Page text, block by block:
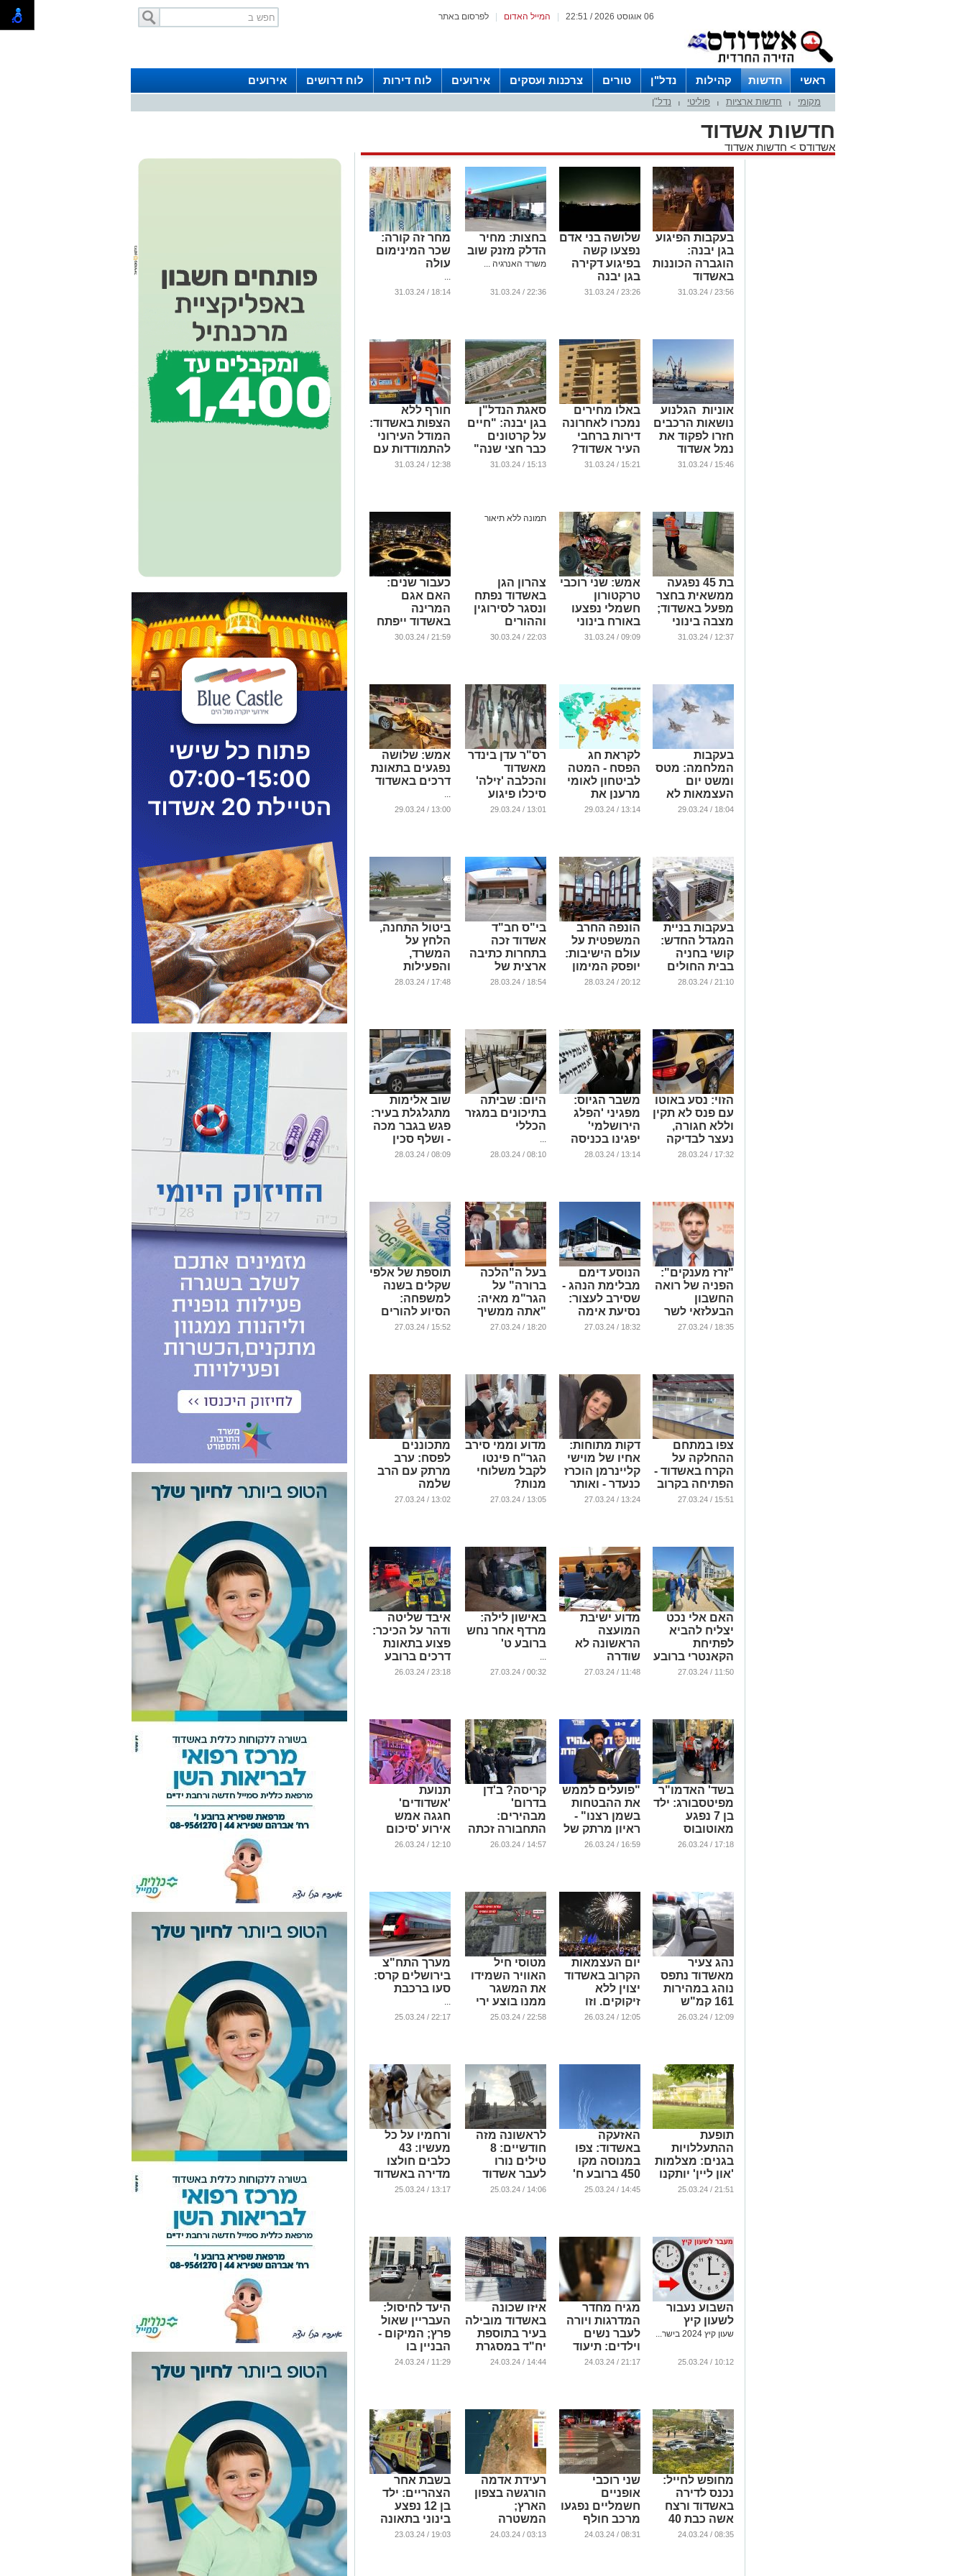
לפרסום באתר המייל האדום 06 אוגוסט 2026 / 22:51
ראשי חדשות קהילות נדל"ן טורים צרכנות ועסקים אירועים לוח דירות לוח דרושים אירועים
מקומי חדשות ארציות פוליטי נדל"ן
חדשות אשדוד
אשדודס > חדשות אשדוד
בעקבות הפיגוע
בגן יבנה:
הוגברה הכוננות
באשדוד
...
23:56 / 31.03.24
שלושה בני אדם
נפצעו קשה
בפיגוע דקירה
בגן יבנה
...
23:26 / 31.03.24
בחצות: מחיר
הדלק מזנק שוב
משרד האנרגיה ...
22:36 / 31.03.24
מחר זה קורה:
שכר המינימום
עולה
...
18:14 / 31.03.24
אוניות הגלנוע
נושאות הרכבים
חזרו לפקוד את
נמל אשדוד
...
15:46 / 31.03.24
באלו מחירים
נמכרו לאחרונה
דירות ברחבי
העיר אשדוד?
...
15:21 / 31.03.24
סאגת הנדל"ן
בגן יבנה: "חיים
על קרטונים
כבר חצי שנה"
...
15:13 / 31.03.24
חורף ללא
הצפות באשדוד:
המודל העירוני
להתמודדות עם
הגשמים
12:38 / 31.03.24
בת 45 נפגעה
ממשאית בחצר
מפעל באשדוד;
מצבה בינוני
...
12:37 / 31.03.24
אמש: שני רוכבי
טרקטורון
חשמלי נפצעו
באורח בינוני
בתאונה
09:09 / 31.03.24
צהרון הגן
באשדוד נפתח
ונסגר לסירוגין
וההורים
מיואשים: "זו
22:03 / 30.03.24
כעבור שנים:
האם אגם
המרינה
באשדוד ייפתח
בקרוב?
21:59 / 30.03.24
בעקבות
המלחמה: מטס
ומשט יום
העצמאות לא
יתקיימו השנה
18:04 / 29.03.24
לקראת חג
הפסח - המטה
לביטחון לאומי
מרענן את
אזהרות המסע
13:14 / 29.03.24
רס"ר עדן בינדר
מאשדוד
והכלבה 'זילה'
סיכלו פיגוע
בירושלים
13:01 / 29.03.24
אמש: שלושה
נפגעים בתאונת
דרכים באשדוד
...
13:00 / 29.03.24
בעקבות בניית
המגדל החדש:
קושי בחניה
בבית החולים
'אסותא'
21:10 / 28.03.24
הונפה החרב
המשפטית על
עולם הישיבות:
יופסק המימון
לחייבי גיוס החל
20:12 / 28.03.24
בי"ס חב"ד
אשדוד זכה
בתחרות כתיבה
ארצית של
החינוך
18:54 / 28.03.24
ביטול התחנה,
הלחץ על
המשרד,
והפעילות
המבורכת של
17:48 / 28.03.24
הזוי: נסע באוטו
עם פנס לא תקין
וללא חגורה,
נעצר לבדיקה
וזה מה שגילו
17:32 / 28.03.24
משבר הגיוס:
מפגיני 'הפלג
הירושלמי'
יפגינו בכניסה
לאשדוד?
13:14 / 28.03.24
היום: שביתה
בתיכונים במגזר
הכללי
...
08:10 / 28.03.24
שוב אלימות
מתגלגלת בעיר:
פגש בגבר מכה
- ושלף סכין
...
08:09 / 28.03.24
"זרז מענקים":
הפניה של רואה
החשבון
הבעלזאי לשר
האוצר
18:35 / 27.03.24
הנוסע דימם
מבלימת הנהג -
שסירב לעצור:
נסיעת אימה
בקו 350 מבני
18:32 / 27.03.24
בעל ה"הלכה
ברורה" על
הגר"מ מאיה:
"אתה ממשיך
דרכו של אבי
...
18:20 / 27.03.24
תוספת של אלפי
שקלים בשנה
למשפחה:
הסיוע להורים
לפעוטות נכנס
15:52 / 27.03.24
צפו במתחם
ההחלקה על
הקרח באשדוד -
הפתיחה בקרוב
(וידאו)
15:51 / 27.03.24
דקות מתוחות:
אחיו של מוישי
קליינרמן הוכרז
כנעדר - ואותר
...
13:24 / 27.03.24
מדוע וממי סירב
הגר"ח פינטו
לקבל משלוחי
מנות?
...
13:05 / 27.03.24
מתכוננים
לפסח: ערב
מרתק עם הרב
שלמה
לוינשטיין - היום
13:02 / 27.03.24
האם אלי נכט
יצליח להביא
לפתיחת
הקאנטרי ברובע
י"ג?
11:50 / 27.03.24
מדוע ישיבת
המועצה
הראשונה לא
שודרה
בפייסבוק?
11:48 / 27.03.24
באישון לילה:
מרדף אחר נחש
ברובע ט'
...
00:32 / 27.03.24
איבד שליטה
ודהר על הכיכר:
פצוע בתאונת
דרכים ברובע
י״ג
23:18 / 26.03.24
בשד' האדמו"ר
מפיטסבורג: ילד
בן 7 נפגע
מאוטובוס
...
17:18 / 26.03.24
"פועלים לממש
את ההבטחות
בשמן רצנו" -
ראיון מרתק של
נציג 'אשדוד
16:59 / 26.03.24
קריסה? ב'דן
בדרום'
מבהירים:
התחבורה זכתה
לתיגבור
14:57 / 26.03.24
תנועת
'אשדודים'
חגגה אמש
אירוע 'סיכום
בחירות'
12:10 / 26.03.24
נהג צעיר
מאשדוד נתפס
נוהג במהירות
161 קמ"ש
בכביש 4
12:09 / 26.03.24
יום העצמאות
הקרוב באשדוד
יצוין ללא
זיקוקים. וזו
הסיבה
12:05 / 26.03.24
מטוסי חיל
האוויר השמידו
את המשגר
ממנו בוצע ירי
לאשדוד (וידאו)
22:58 / 25.03.24
מערך התח"צ
בירושלים קרס:
סעו ברכבת
...
22:17 / 25.03.24
תופעת
ההתעללויות
בגנים: מצלמות
'און ליין' יותקנו
בגני ילדים
21:51 / 25.03.24
האזעקה
באשדוד: צפו
במנוסה מקו
450 ברובע ח'
(וידאו)
14:45 / 25.03.24
לראשונה מזה
חודשיים: 8
טילים נורו
לעבר אשדוד
...
14:06 / 25.03.24
ורחמיו על כל
מעשיו: 43
כלבים חולצו
מדירה באשדוד
והועברו למתקן
13:17 / 25.03.24
השבוע נעבור
לשעון קיץ
שעון קיץ 2024 בישר...
10:12 / 25.03.24
מגיח מחדר
המדרגות ויורה
לעבר נשים
וילדים: תיעוד
רגעי הרצח
21:17 / 24.03.24
איזו שכונה
באשדוד מובילה
בעיר בתוספת
יח"ד במסגרת
תמ"א?
14:44 / 24.03.24
היעד לחיסול:
העבריין שאול
פרץ; המיקום -
הבניין בו
מתגורר ראש
11:29 / 24.03.24
מחופש לחייל:
נכנס לדירה
באשדוד ורצח
אשה כבת 40
...
08:35 / 24.03.24
שני רוכבי
אופניים
חשמליים נפגעו
מרכב חולף
ואושפזו
08:31 / 24.03.24
רעידת אדמה
הורגשה בצפון
הארץ;
המשטרה
מרעננת את
03:13 / 24.03.24
בשבת אחר
הצהריים: ילד
בן 12 נפצע
בינוני בתאונה
ברובע ג'
19:03 / 23.03.24